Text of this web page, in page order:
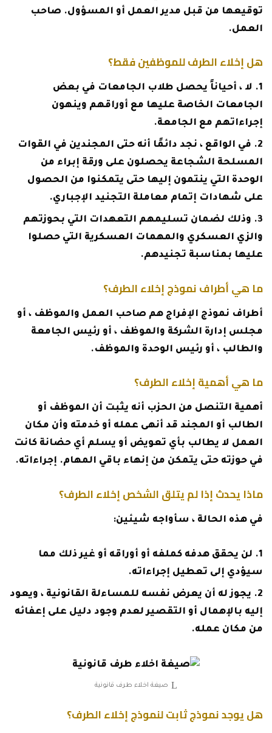
توقيعها من قبل مدير العمل أو المسؤول. صاحب
العمل.
هل إخلاء الطرف للموظفين فقط؟
لا ، أحياناً يحصل طلاب الجامعات في بعض
الجامعات الخاصة عليها مع أوراقهم وينهون
إجراءاتهم مع الجامعة.
في الواقع ، نجد دائمًا أنه حتى المجندين في القوات
المسلحة الشجاعة يحصلون على ورقة إبراء من
الوحدة التي ينتمون إليها حتى يتمكنوا من الحصول
على شهادات إتمام معاملة التجنيد الإجباري.
وذلك لضمان تسليمهم التعهدات التي بحوزتهم
والزي العسكري والمهمات العسكرية التي حصلوا
عليها بمناسبة تجنيدهم.
ما هي أطراف نموذج إخلاء الطرف؟
أطراف نموذج الإفراج هم صاحب العمل والموظف ، أو
مجلس إدارة الشركة والموظف ، أو رئيس الجامعة
والطالب ، أو رئيس الوحدة والموظف.
ما هي أهمية إخلاء الطرف؟
أهمية التنصل من الحزب أنه يثبت أن الموظف أو
الطالب أو المجند قد أنهى عمله أو خدمته وأن مكان
العمل لا يطالب بأي تعويض أو يسلم أي حضانة كانت
في حوزته حتى يتمكن من إنهاء باقي المهام. إجراءاته.
ماذا يحدث إذا لم يتلق الشخص إخلاء الطرف؟
في هذه الحالة ، سأواجه شيئين:
لن يحقق هدفه كملفه أو أوراقه أو غير ذلك مما
سيؤدي إلى تعطيل إجراءاته.
يجوز له أن يعرض نفسه للمساءلة القانونية ، ويعود
إليه بالإهمال أو التقصير لعدم وجود دليل على إعفائه
من مكان عمله.
صيغة اخلاء طرف قانونية
هل يوجد نموذج ثابت لنموذج إخلاء الطرف؟